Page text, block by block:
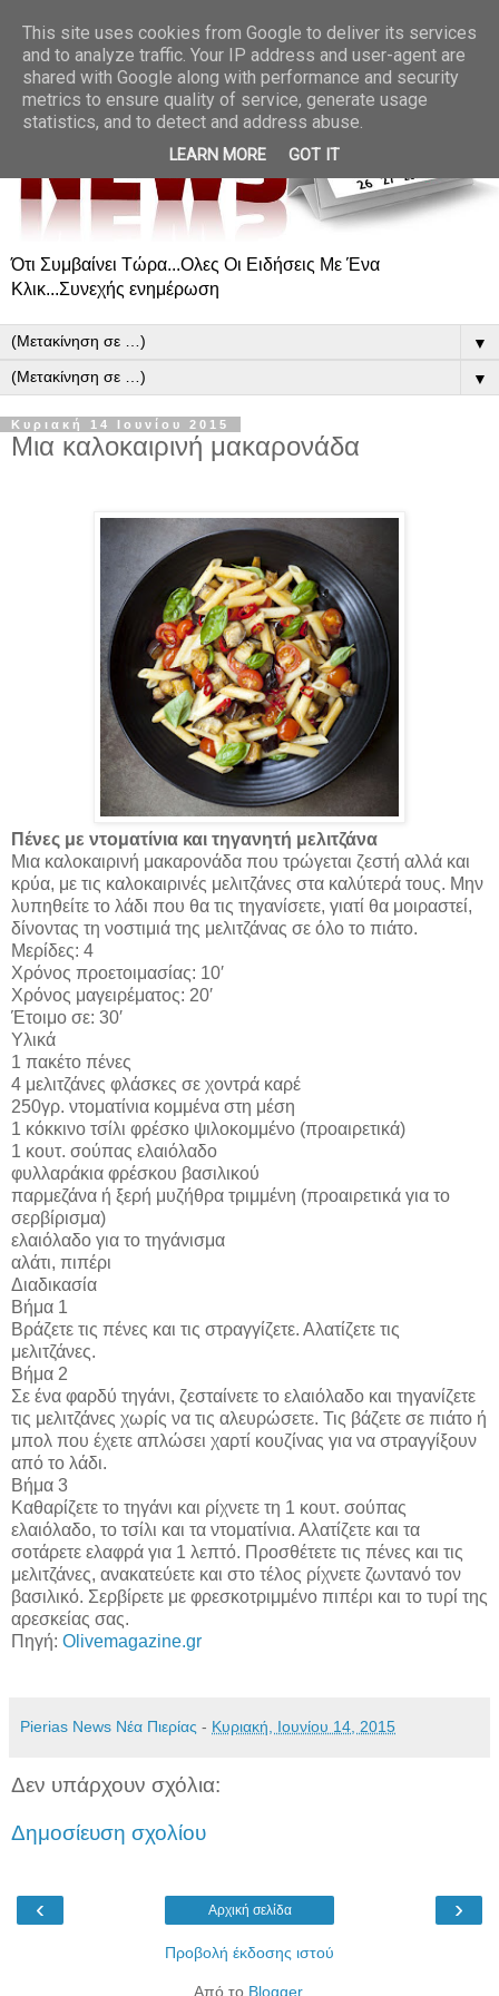
Ότι Συμβαίνει Τώρα...Ολες Οι Ειδήσεις Με Ένα
Κλικ...Συνεχής ενημέρωση
▼
▼
Κυριακή 14 Ιουνίου 2015
Μια καλοκαιρινή μακαρονάδα
Πένες με ντοματίνια και τηγανητή μελιτζάνα
Μια καλοκαιρινή μακαρονάδα που τρώγεται ζεστή αλλά και
κρύα, με τις καλοκαιρινές μελιτζάνες στα καλύτερά τους. Μην
λυπηθείτε το λάδι που θα τις τηγανίσετε, γιατί θα μοιραστεί,
δίνοντας τη νοστιμιά της μελιτζάνας σε όλο το πιάτο.
Μερίδες: 4
Χρόνος προετοιμασίας: 10′
Χρόνος μαγειρέματος: 20′
Έτοιμο σε: 30′
Υλικά
1 πακέτο πένες
4 μελιτζάνες φλάσκες σε χοντρά καρέ
250γρ. ντοματίνια κομμένα στη μέση
1 κόκκινο τσίλι φρέσκο ψιλοκομμένο (προαιρετικά)
1 κουτ. σούπας ελαιόλαδο
φυλλαράκια φρέσκου βασιλικού
παρμεζάνα ή ξερή μυζήθρα τριμμένη (προαιρετικά για το
σερβίρισμα)
ελαιόλαδο για το τηγάνισμα
αλάτι, πιπέρι
Διαδικασία
Βήμα 1
Βράζετε τις πένες και τις στραγγίζετε. Αλατίζετε τις
μελιτζάνες.
Βήμα 2
Σε ένα φαρδύ τηγάνι, ζεσταίνετε το ελαιόλαδο και τηγανίζετε
τις μελιτζάνες χωρίς να τις αλευρώσετε. Τις βάζετε σε πιάτο ή
μπολ που έχετε απλώσει χαρτί κουζίνας για να στραγγίξουν
από το λάδι.
Βήμα 3
Καθαρίζετε το τηγάνι και ρίχνετε τη 1 κουτ. σούπας
ελαιόλαδο, το τσίλι και τα ντοματίνια. Αλατίζετε και τα
σοτάρετε ελαφρά για 1 λεπτό. Προσθέτετε τις πένες και τις
μελιτζάνες, ανακατεύετε και στο τέλος ρίχνετε ζωντανό τον
βασιλικό. Σερβίρετε με φρεσκοτριμμένο πιπέρι και το τυρί της
αρεσκείας σας.
Πηγή: Olivemagazine.gr
Pierias News Νέα Πιερίας - Κυριακή, Ιουνίου 14, 2015
Δεν υπάρχουν σχόλια:
Δημοσίευση σχολίου
‹ ›
Αρχική σελίδα
Προβολή έκδοσης ιστού
Από το Blogger.
This site uses cookies from Google to deliver its services
and to analyze traffic. Your IP address and user-agent are
shared with Google along with performance and security
metrics to ensure quality of service, generate usage
statistics, and to detect and address abuse.
LEARN MORE GOT IT